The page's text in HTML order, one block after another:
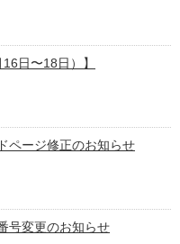
日〜18日）】
ページ修正のお知らせ
号変更のお知らせ